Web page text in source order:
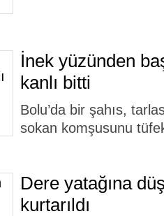
İnek yüzünden
kanlı bitti
Bolu’da bir şahıs,
sokan komşusunu
Dere yatağına
kurtarıldı